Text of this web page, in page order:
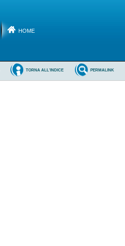
HOME
PERMALINK
TORNA ALL'INDICE